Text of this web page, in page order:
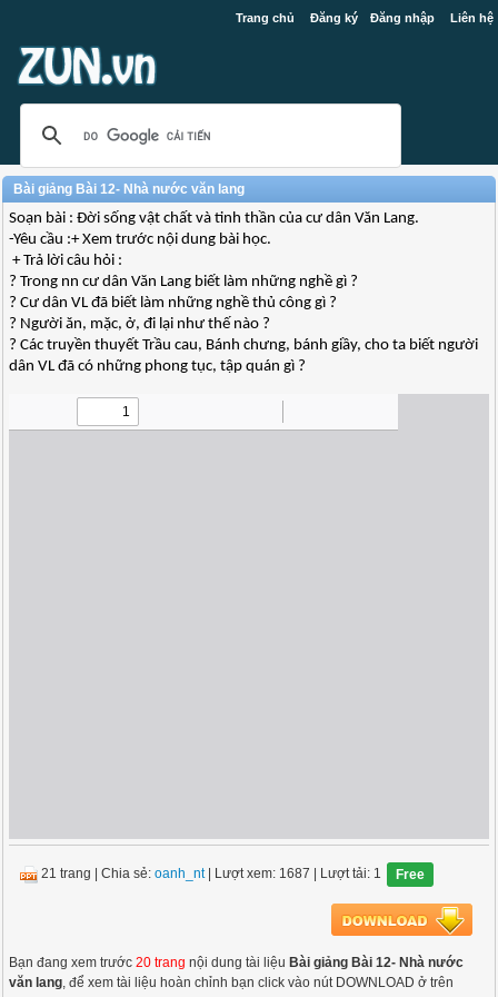
Trang chủ Đăng ký Đăng nhập Liên hệ
Bài giảng Bài 12- Nhà nước văn lang
Soạn bài : Đời sống vật chất và tinh thần của cư dân Văn Lang.
-Yêu cầu :+ Xem trước nội dung bài học.
+ Trả lời câu hỏi :
? Trong nn cư dân Văn Lang biết làm những nghề gì ?
? Cư dân VL đã biết làm những nghề thủ công gì ?
? Người ăn, mặc, ở, đi lại như thế nào ?
? Các truyền thuyết Trầu cau, Bánh chưng, bánh giầy, cho ta biết người
dân VL đã có những phong tục, tập quán gì ?
21 trang |Chia sẻ:oanh_nt| Lượt xem: 1687 | Lượt tải: 1 Free
Bạn đang xem trước20 trang nội dung tài liệu Bài giảng Bài 12- Nhà nước
văn lang, để xem tài liệu hoàn chỉnh bạn click vào nút DOWNLOAD ở trên